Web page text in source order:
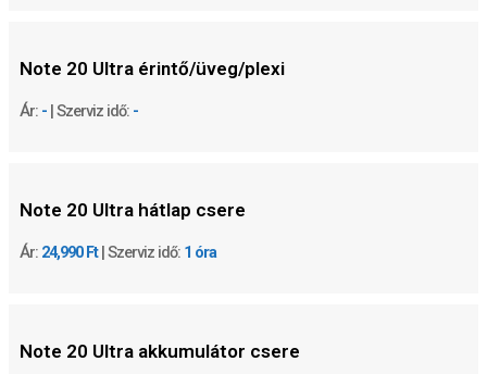
Note 20 Ultra érintő/üveg/plexi
Ár: - | Szerviz idő: -
Note 20 Ultra hátlap csere
Ár: 24,990 Ft| Szerviz idő: 1 óra
Note 20 Ultra akkumulátor csere